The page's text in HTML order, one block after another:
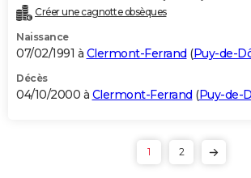
Créer une cagnotte obsèques
Naissance
07/02/1991 à Clermont-Ferrand (Puy-de-
Décès
04/10/2000 à Clermont-Ferrand (Puy-de-
1 2